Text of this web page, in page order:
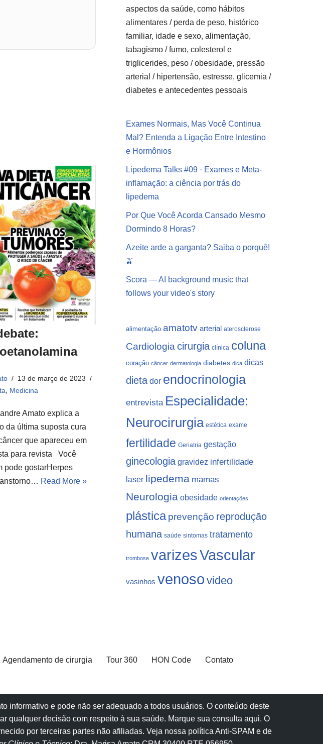
13 de março de 2023
Medicina
Amato explica a
da última suposta cura
que apareceu em
para revista Você
pode gostarHerpes
Read More »
aspectos da saúde, como hábitos
alimentares / perda de peso, histórico
familiar, idade e sexo, alimentação,
tabagismo / fumo, colesterol e
triglicerides, peso / obesidade, pressão
arterial / hipertensão, estresse, glicemia /
diabetes e antecedentes pessoais
Exames Normais, Mas Você Continua
Mal? Entenda a Ligação Entre Intestino
e Hormônios
Lipedema Talks #09 · Exames e Meta-
inflamação: a ciência por trás do
lipedema
Por Que Você Acorda Cansado Mesmo
Dormindo 8 Horas?
Azeite arde a garganta? Saiba o porquê!
🫒
Scora — AI background music that
follows your video's story
alimentação amatotv arterial aterosclerose
Cardiologia cirurgia clínica coluna
coração câncer dermatologia diabetes dica dicas
dieta dor endocrinologia
entrevista Especialidade:
Neurocirurgia estética exame
fertilidade Geriatria gestação
ginecologia gravidez infertilidade
laser lipedema mamas
Neurologia obesidade orientações
plástica prevenção reprodução
humana saúde sintomas tratamento
trombose varizesVascular
vasinhos venoso video
Agendamento de cirurgia Tour 360 HON Code Contato
informativo e pode não ser adequado a todos usuários. O conteúdo deste
qualquer decisão com respeito à sua saúde. Marque sua consulta aqui. O
por terceiras partes não afiliadas. Veja nossa política Anti-SPAM e de